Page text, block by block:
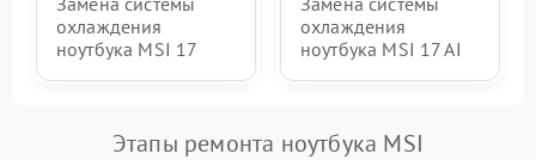
охлаждения
ноутбука MSI 17
охлаждения
ноутбука MSI 17 AI
Этапы ремонта ноутбука MSI